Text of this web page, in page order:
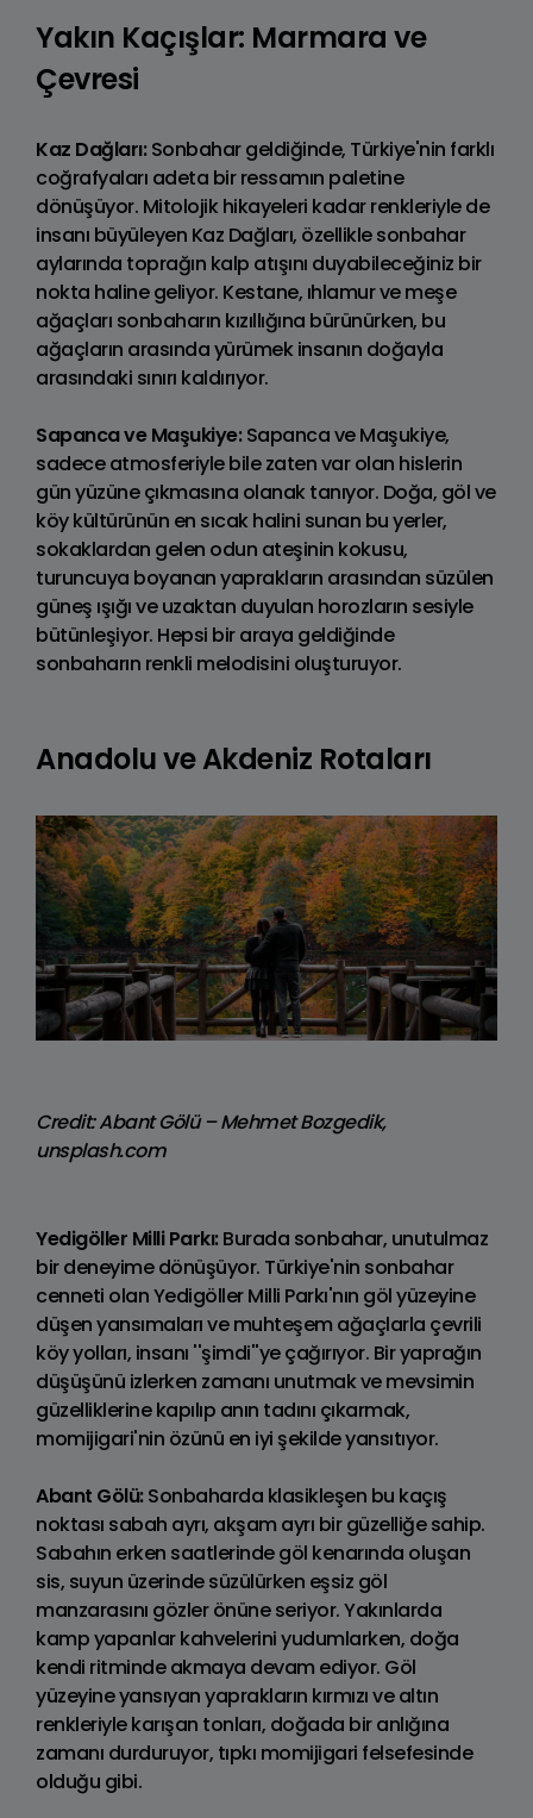
Yakın Kaçışlar: Marmara ve
Çevresi
Kaz Dağları:Sonbahar geldiğinde, Türkiye'nin farklı
coğrafyaları adeta bir ressamın paletine
dönüşüyor. Mitolojik hikayeleri kadar renkleriyle de
insanı büyüleyen Kaz Dağları, özellikle sonbahar
aylarında toprağın kalp atışını duyabileceğiniz bir
nokta haline geliyor. Kestane, ıhlamur ve meşe
ağaçları sonbaharın kızıllığına bürünürken, bu
ağaçların arasında yürümek insanın doğayla
arasındaki sınırı kaldırıyor.
Sapanca ve Maşukiye:Sapanca ve Maşukiye,
sadece atmosferiyle bile zaten var olan hislerin
gün yüzüne çıkmasına olanak tanıyor. Doğa, göl ve
köy kültürünün en sıcak halini sunan bu yerler,
sokaklardan gelen odun ateşinin kokusu,
turuncuya boyanan yaprakların arasından süzülen
güneş ışığı ve uzaktan duyulan horozların sesiyle
bütünleşiyor. Hepsi bir araya geldiğinde
sonbaharın renkli melodisini oluşturuyor.
Anadolu ve Akdeniz Rotaları
Credit: Abant Gölü – Mehmet Bozgedik,
unsplash.com
Yedigöller Milli Parkı:Burada sonbahar, unutulmaz
bir deneyime dönüşüyor. Türkiye'nin sonbahar
cenneti olan Yedigöller Milli Parkı'nın göl yüzeyine
düşen yansımaları ve muhteşem ağaçlarla çevrili
köy yolları, insanı ''şimdi''ye çağırıyor. Bir yaprağın
düşüşünü izlerken zamanı unutmak ve mevsimin
güzelliklerine kapılıp anın tadını çıkarmak,
momijigari'nin özünü en iyi şekilde yansıtıyor.
Abant Gölü:Sonbaharda klasikleşen bu kaçış
noktası sabah ayrı, akşam ayrı bir güzelliğe sahip.
Sabahın erken saatlerinde göl kenarında oluşan
sis, suyun üzerinde süzülürken eşsiz göl
manzarasını gözler önüne seriyor. Yakınlarda
kamp yapanlar kahvelerini yudumlarken, doğa
kendi ritminde akmaya devam ediyor. Göl
yüzeyine yansıyan yaprakların kırmızı ve altın
renkleriyle karışan tonları, doğada bir anlığına
zamanı durduruyor, tıpkı momijigari felsefesinde
olduğu gibi.